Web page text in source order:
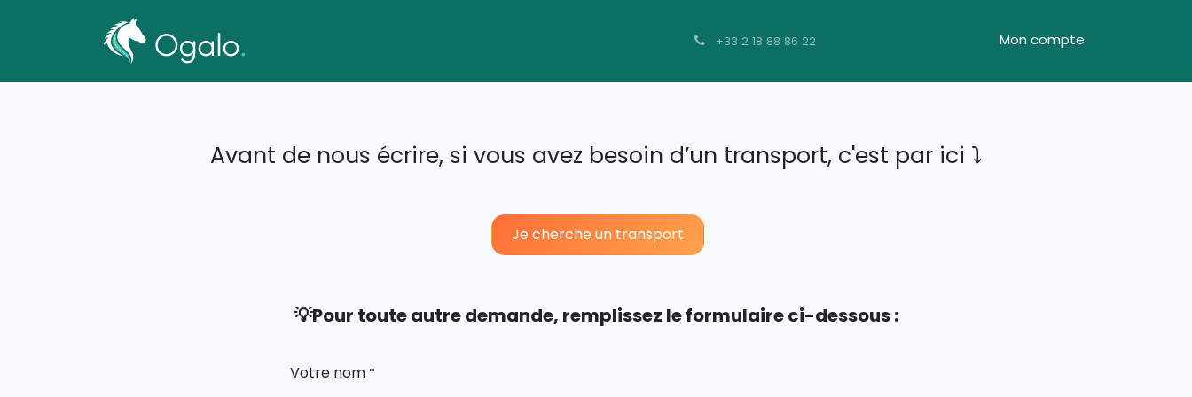
+33 2 18 88 86 22 Mon compte
Avant de nous écrire, si vous avez besoin d’un transport, c'est par ici ⤵️
Je cherche un tra​​​​​​​​nsport
💡Pour toute autre demande, remplissez le formulaire ci-dessous :
Votre nom *